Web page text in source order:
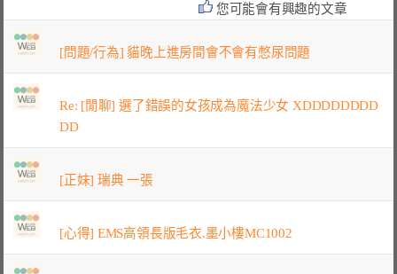
您可能會有興趣的文章
[問題/行為] 貓晚上進房間會不會有憋尿問題
Re: [閒聊] 選了錯誤的女孩成為魔法少女 XDDDDDDDD
DD
[正妹] 瑞典 一張
[心得] EMS高領長版毛衣.墨小樓MC1002